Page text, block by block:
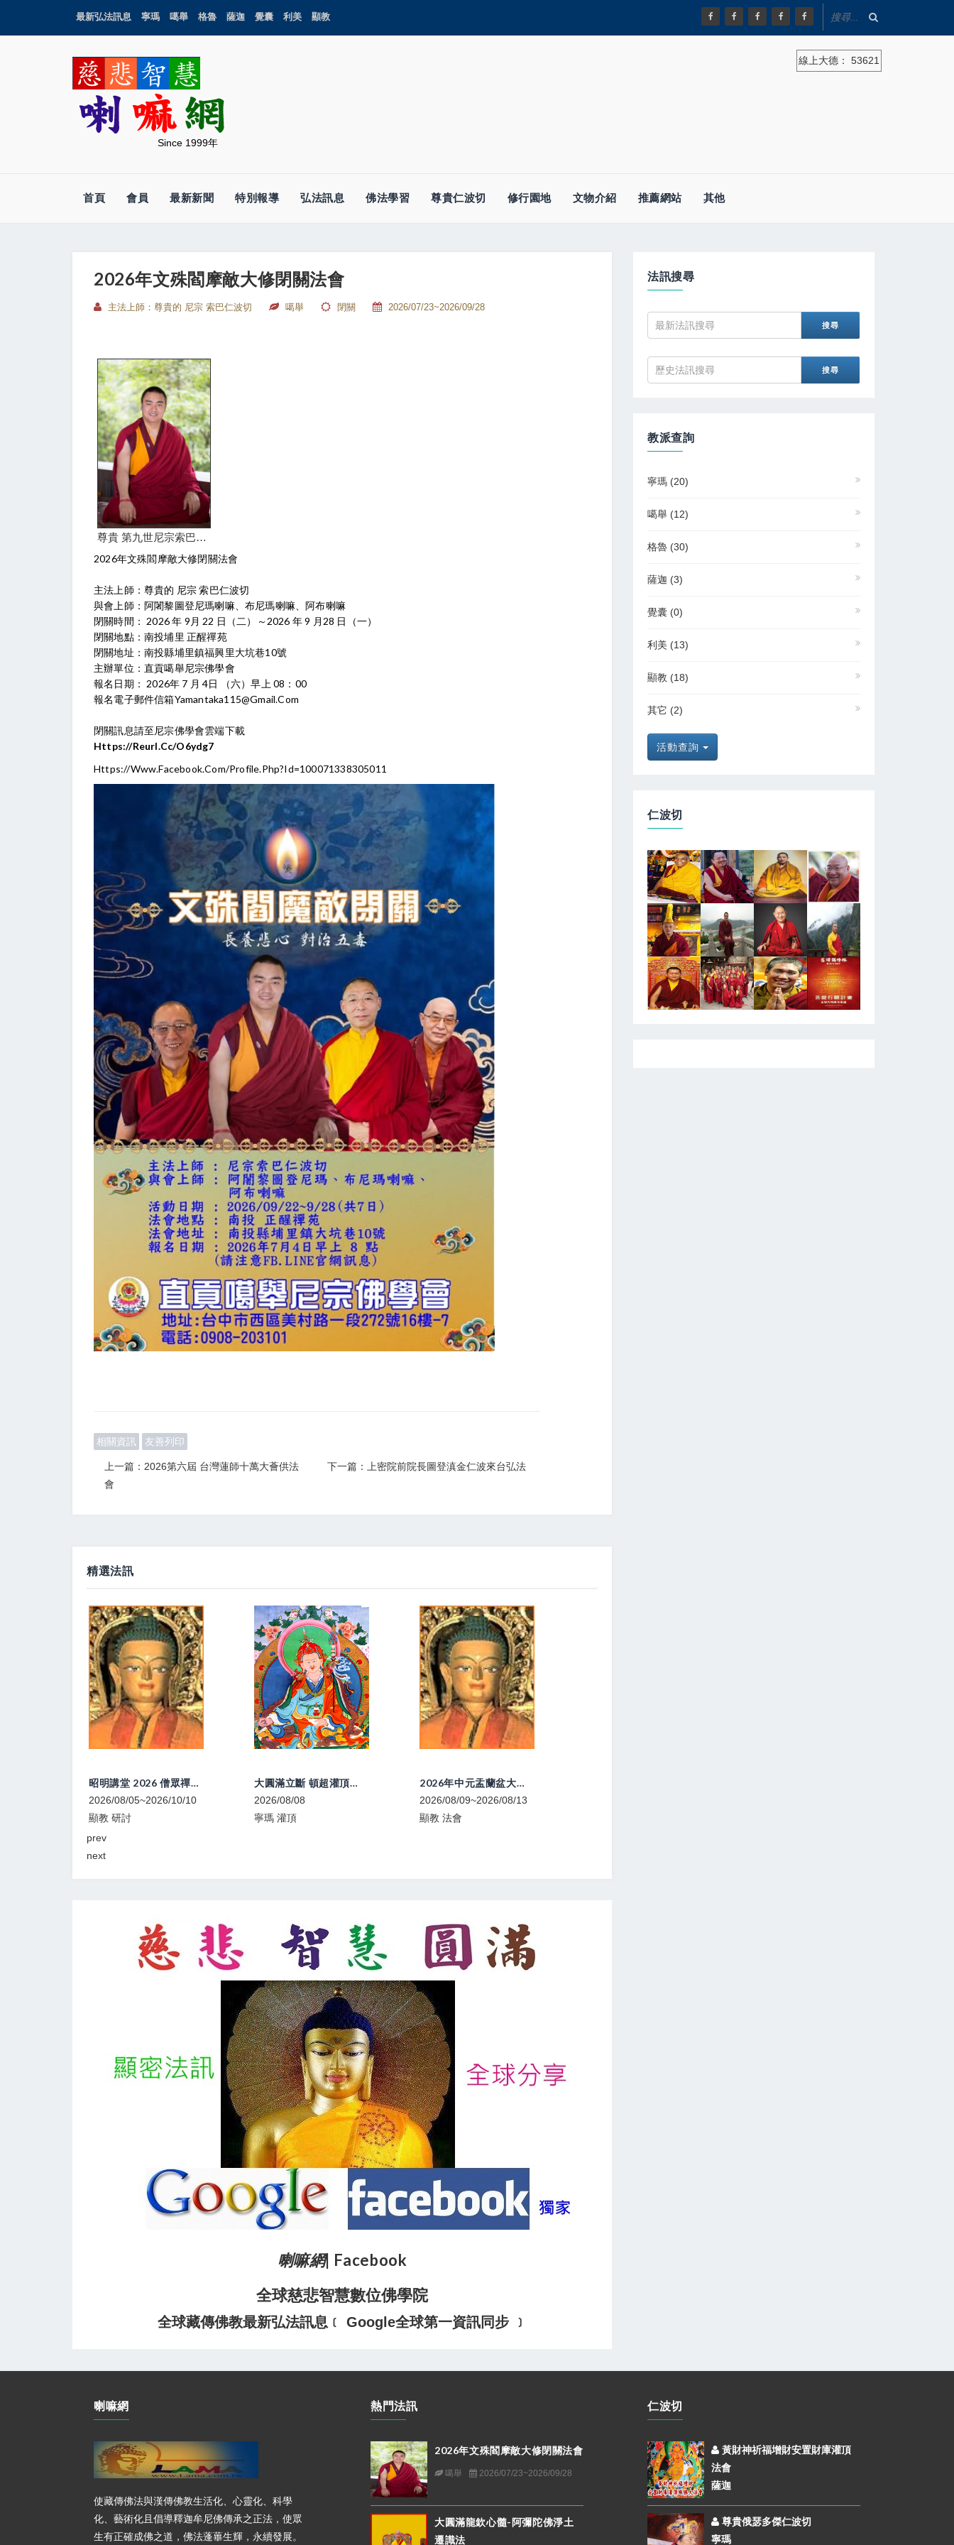
最新弘法訊息 寧瑪 噶舉 格魯 薩迦 覺囊 利美 顯教
Since 1999年
線上大德： 53621
首頁 會員 最新新聞 特別報導 弘法訊息 佛法學習 尊貴仁波切 修行園地 文物介紹 推薦網站 其他
2026年文殊閻摩敵大修閉關法會
主法上師：尊貴的 尼宗 索巴仁波切 噶舉 閉關 2026/07/23~2026/09/28
尊貴 第九世尼宗索巴仁波切
2026年文殊閻摩敵大修閉關法會
主法上師：尊貴的 尼宗 索巴仁波切
與會上師：阿闍黎圖登尼瑪喇嘛、布尼瑪喇嘛、阿布喇嘛
閉關時間： 2026 年 9月 22 日（二）～2026 年 9 月28 日（一）
閉關地點：南投埔里 正醒禪苑
閉關地址：南投縣埔里鎮福興里大坑巷10號
主辦單位：直貢噶舉尼宗佛學會
報名日期： 2026年 7 月 4日 （六）早上 08：00
報名電子郵件信箱Yamantaka115@gmail.com
閉關訊息請至尼宗佛學會雲端下載
Https://reurl.cc/O6ydg7
Https://www.facebook.com/profile.php?id=100071338305011
相關資訊 友善列印
上一篇：2026第六屆 台灣蓮師十萬大薈供法
會
下一篇：上密院前院長圖登滇金仁波來台弘法
精選法訊
大圓滿立斷 頓超灌頂、教學
2026/08/08
寧瑪 灌頂
2026/08/09~2026/08/13
顯教 法會
2026/08/09
寧瑪 法會
prev
next
喇嘛網| Facebook
全球慈悲智慧數位佛學院
全球藏傳佛教最新弘法訊息﹝ Google全球第一資訊同步 ﹞
法訊搜尋
教派查詢
寧瑪 (20)
噶舉 (12)
格魯 (30)
薩迦 (3)
覺囊 (0)
利美 (13)
顯教 (18)
其它 (2)
活動查詢
仁波切
喇嘛網
使藏傳佛法與漢傳佛教生活化、心靈化、科學
化、藝術化且倡導釋迦牟尼佛傳承之正法，使眾
生有正確成佛之道，佛法蓬蓽生輝，永續發展。
熱門法訊
2026年文殊閻摩敵大修閉關法會
噶舉 2026/07/23~2026/09/28
大圓滿龍欽心髓-阿彌陀佛淨土
遷識法
仁波切
黃財神祈福增財安置財庫灌頂
法會
薩迦
尊貴俄瑟多傑仁波切
寧瑪